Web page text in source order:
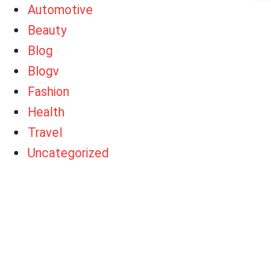
Automotive
Beauty
Blog
Blogv
Fashion
Health
Travel
Uncategorized